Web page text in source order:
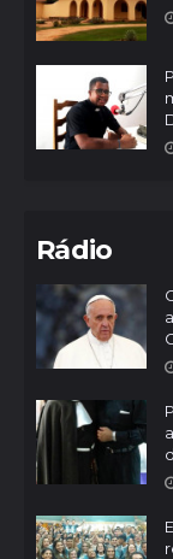
Rádio